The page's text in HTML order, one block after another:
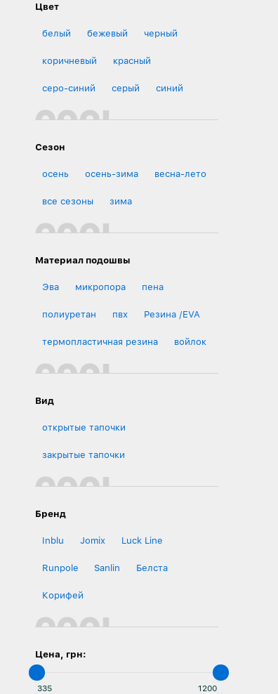
Цвет
белый бежевый черный
коричневый красный
серо-синий серый синий
Сезон
осень осень-зима весна-лето
все сезоны зима
Материал подошвы
Эва микропора пена
полиуретан пвх Резина /EVA
термопластичная резина войлок
Вид
открытые тапочки
закрытые тапочки
Бренд
Inblu Jomix Luck Line
Runpole Sanlin Белста
Корифей
Цена, грн: